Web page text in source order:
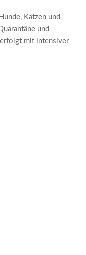
Katzen und
und
mit intensiver